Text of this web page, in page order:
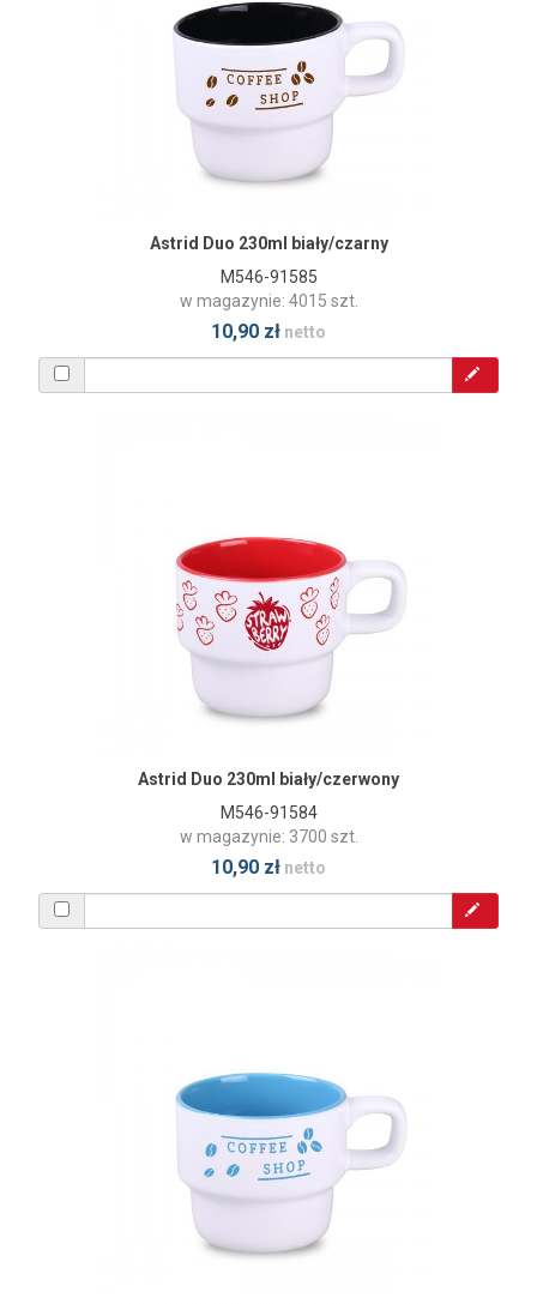
Astrid Duo 230ml biały/czarny
M546-91585
w magazynie: 4015 szt.
10,90 zł netto
Astrid Duo 230ml biały/czerwony
M546-91584
w magazynie: 3700 szt.
10,90 zł netto